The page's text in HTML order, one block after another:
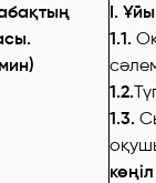
І.
1.1.
1.2.
1.3.